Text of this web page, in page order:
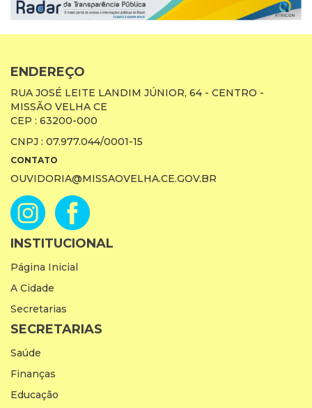
ENDEREÇO
RUA JOSÉ LEITE LANDIM JÚNIOR, 64 - CENTRO -
MISSÃO VELHA CE
CEP : 63200-000
CNPJ : 07.977.044/0001-15
CONTATO
OUVIDORIA@MISSAOVELHA.CE.GOV.BR
INSTITUCIONAL
Página Inicial
A Cidade
Secretarias
SECRETARIAS
Saúde
Finanças
Educação